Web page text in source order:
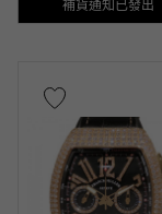
補貨通知已發出